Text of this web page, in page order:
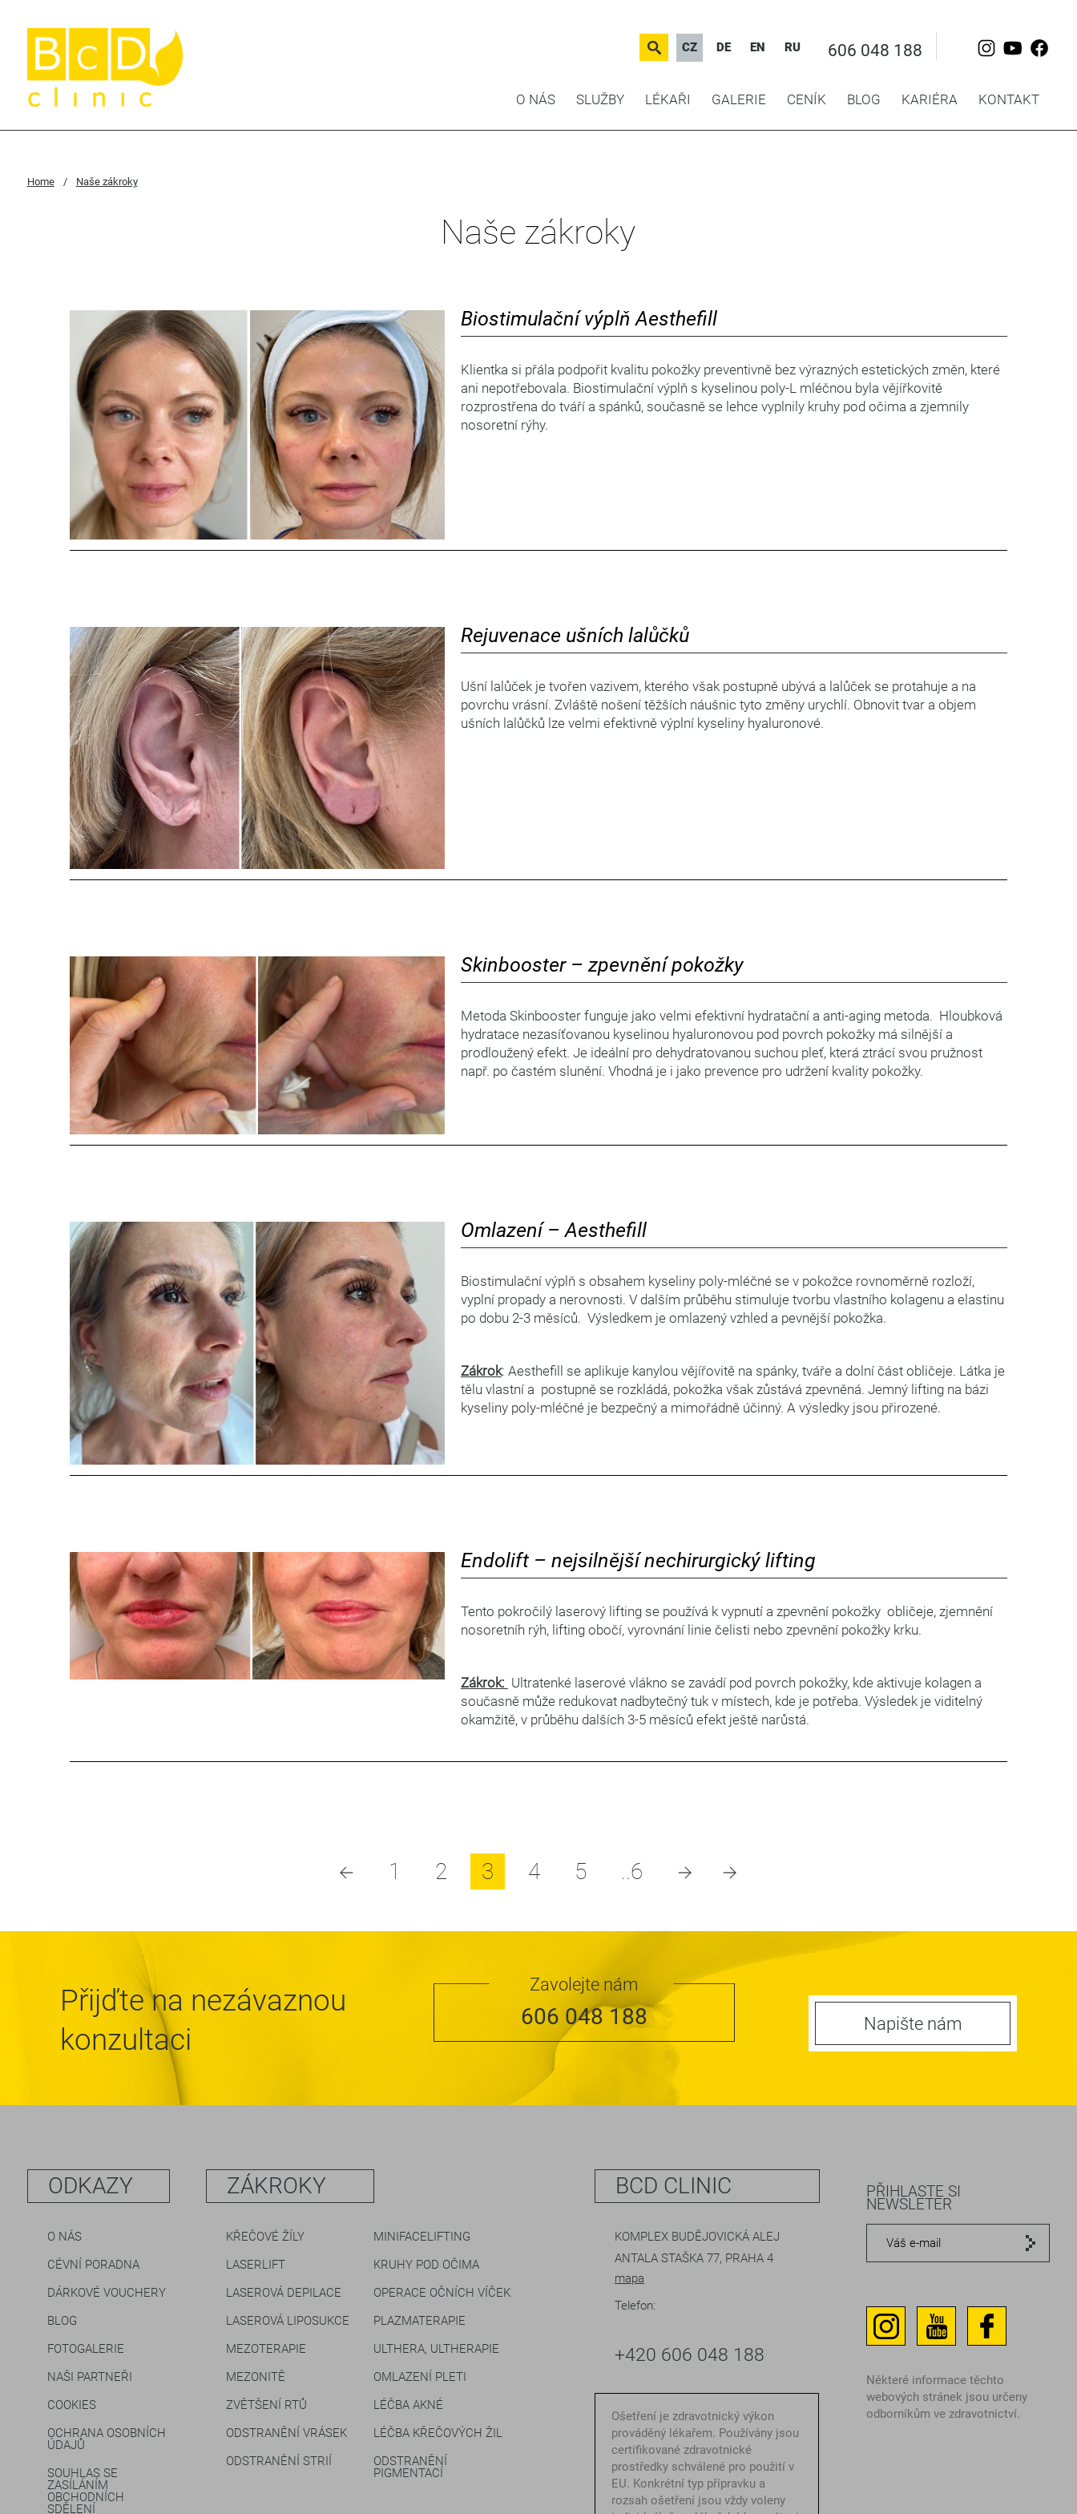
606 048 188
RU
EN
DE
CZ
O NÁS SLUŽBY LÉKAŘI GALERIE CENÍK BLOG KARIÉRA KONTAKT
Home / Naše zákroky
Naše zákroky
Biostimulační výplň Aesthefill
Klientka si přála podpořit kvalitu pokožky preventivně bez výrazných estetických změn, které
ani nepotřebovala. Biostimulační výplň s kyselinou poly-L mléčnou byla vějířkovitě
rozprostřena do tváří a spánků, současně se lehce vyplnily kruhy pod očima a zjemnily
nosoretní rýhy.
Rejuvenace ušních lalůčků
Ušní lalůček je tvořen vazivem, kterého však postupně ubývá a lalůček se protahuje a na
povrchu vrásní. Zvláště nošení těžších náušnic tyto změny urychlí. Obnovit tvar a objem
ušních lalůčků lze velmi efektivně výplní kyseliny hyaluronové.
Skinbooster – zpevnění pokožky
Metoda Skinbooster funguje jako velmi efektivní hydratační a anti-aging metoda. Hloubková
hydratace nezasíťovanou kyselinou hyaluronovou pod povrch pokožky má silnější a
prodloužený efekt. Je ideální pro dehydratovanou suchou pleť, která ztrácí svou pružnost
např. po častém slunění. Vhodná je i jako prevence pro udržení kvality pokožky.
Omlazení – Aesthefill
Biostimulační výplň s obsahem kyseliny poly-mléčné se v pokožce rovnoměrně rozloží,
vyplní propady a nerovnosti. V dalším průběhu stimuluje tvorbu vlastního kolagenu a elastinu
po dobu 2-3 měsíců. Výsledkem je omlazený vzhled a pevnější pokožka.
Zákrok: Aesthefill se aplikuje kanylou vějířovitě na spánky, tváře a dolní část obličeje. Látka je
tělu vlastní a postupně se rozkládá, pokožka však zůstává zpevněná. Jemný lifting na bázi
kyseliny poly-mléčné je bezpečný a mimořádně účinný. A výsledky jsou přirozené.
Endolift – nejsilnější nechirurgický lifting
Tento pokročilý laserový lifting se používá k vypnutí a zpevnění pokožky obličeje, zjemnění
nosoretníh rýh, lifting obočí, vyrovnání linie čelisti nebo zpevnění pokožky krku.
Zákrok: Ultratenké laserové vlákno se zavádí pod povrch pokožky, kde aktivuje kolagen a
současně může redukovat nadbytečný tuk v místech, kde je potřeba. Výsledek je viditelný
okamžitě, v průběhu dalších 3-5 měsíců efekt ještě narůstá.
1 2 3 4 5 ..6
Přijďte na nezávaznou
konzultaci
Zavolejte nám
606 048 188 Napište nám
ODKAZY
O NÁS
CÉVNÍ PORADNA
DÁRKOVÉ VOUCHERY
BLOG
FOTOGALERIE
NAŠI PARTNEŘI
COOKIES
OCHRANA OSOBNÍCH
ÚDAJŮ
SOUHLAS SE
ZASÍLÁNÍM
OBCHODNÍCH
SDĚLENÍ
ZÁKROKY
KŘEČOVÉ ŽÍLY
MINIFACELIFTING
LASERLIFT
KRUHY POD OČIMA
LASEROVÁ DEPILACE
OPERACE OČNÍCH VÍČEK
LASEROVÁ LIPOSUKCE
PLAZMATERAPIE
MEZOTERAPIE
ULTHERA, ULTHERAPIE
MEZONITĚ
OMLAZENÍ PLETI
ZVĚTŠENÍ RTŮ
LÉČBA AKNÉ
ODSTRANĚNÍ VRÁSEK
LÉČBA KŘEČOVÝCH ŽIL
ODSTRANĚNÍ STRIÍ
ODSTRANĚNÍ
PIGMENTACÍ
BCD CLINIC
KOMPLEX BUDĚJOVICKÁ ALEJ
ANTALA STAŠKA 77, PRAHA 4
mapa
Telefon:
+420 606 048 188
Ošetření je zdravotnický výkon
prováděný lékařem. Používány jsou
certifikované zdravotnické
prostředky schválené pro použití v
EU. Konkrétní typ přípravku a
rozsah ošetření jsou vždy voleny
PŘIHLASTE SI
NEWSLETER
Některé informace těchto
webových stránek jsou určeny
odborníkům ve zdravotnictví.